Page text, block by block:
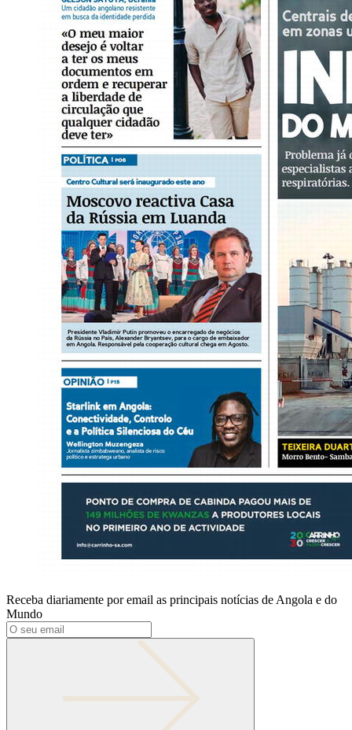
Receba diariamente por email as principais notícias de Angola e do
Mundo